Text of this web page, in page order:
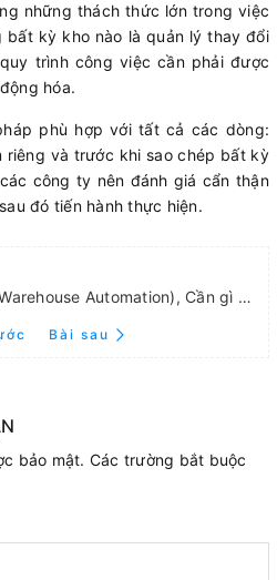
những thách thức lớn trong việc
kỳ kho nào là quản lý thay đổi
trình công việc cần phải được
hóa.
phù hợp với tất cả các dòng:
riêng và trước khi sao chép bất kỳ
công ty nên đánh giá cẩn thận
đó tiến hành thực hiện.
Tự động hóa quản lý kho (Warehouse Automation), Cần gì để triển khai Warehouse automation ?
Bài sau
bảo mật. Các trường bắt buộc